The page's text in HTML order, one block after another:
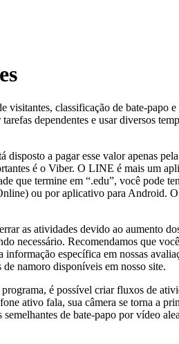
visitantes, classificação de bate-
dependentes e usar diversos
a pagar esse valor apenas
é o Viber. O LINE é mais um
que termine em “.edu”, você pode
ou por aplicativo para Android.
as atividades devido ao aumento
necessário. Recomendamos que
específica em nossas
namoro disponíveis em nosso site.
é possível criar fluxos de
ativo fala, sua câmera se torna a
de bate-papo por vídeo